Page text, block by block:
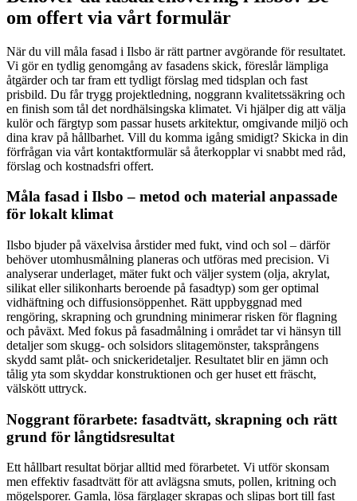
om offert via vårt formulär
När du vill måla fasad i Ilsbo är rätt partner avgörande för resultatet.
Vi gör en tydlig genomgång av fasadens skick, föreslår lämpliga
åtgärder och tar fram ett tydligt förslag med tidsplan och fast
prisbild. Du får trygg projektledning, noggrann kvalitetssäkring och
en finish som tål det nordhälsingska klimatet. Vi hjälper dig att välja
kulör och färgtyp som passar husets arkitektur, omgivande miljö och
dina krav på hållbarhet. Vill du komma igång smidigt? Skicka in din
förfrågan via vårt kontaktformulär så återkopplar vi snabbt med råd,
förslag och kostnadsfri offert.
Måla fasad i Ilsbo – metod och material anpassade
för lokalt klimat
Ilsbo bjuder på växelvisa årstider med fukt, vind och sol – därför
behöver utomhusmålning planeras och utföras med precision. Vi
analyserar underlaget, mäter fukt och väljer system (olja, akrylat,
silikat eller silikonharts beroende på fasadtyp) som ger optimal
vidhäftning och diffusionsöppenhet. Rätt uppbyggnad med
rengöring, skrapning och grundning minimerar risken för flagning
och påväxt. Med fokus på fasadmålning i området tar vi hänsyn till
detaljer som skugg- och solsidors slitagemönster, taksprångens
skydd samt plåt- och snickeridetaljer. Resultatet blir en jämn och
tålig yta som skyddar konstruktionen och ger huset ett fräscht,
välskött uttryck.
Noggrant förarbete: fasadtvätt, skrapning och rätt
grund för långtidsresultat
Ett hållbart resultat börjar alltid med förarbetet. Vi utför skonsam
men effektiv fasadtvätt för att avlägsna smuts, pollen, kritning och
mögelsporer. Gamla, lösa färglager skrapas och slipas bort till fast